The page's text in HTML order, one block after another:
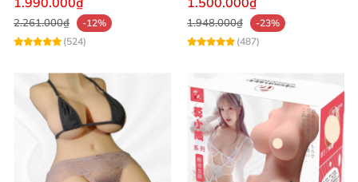
2.261.000₫
-12%
(524)
1.948.000₫
-23%
(487)